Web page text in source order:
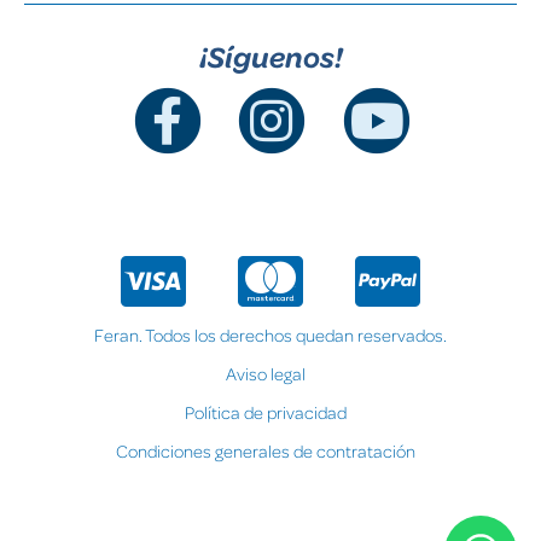
¡Síguenos!
Feran. Todos los derechos quedan reservados.
Aviso legal
Política de privacidad
Condiciones generales de contratación